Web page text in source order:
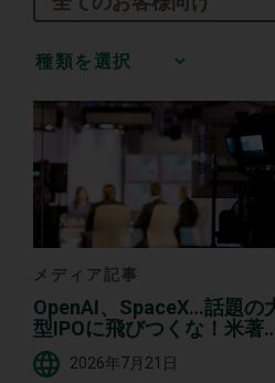
Media
Choice
メディア記事
OpenAI、SpaceX…話題の
型IPOに飛びつくな！米著
投資家が解説「大半が期待
れ」に終わる理由
2026年7月21日